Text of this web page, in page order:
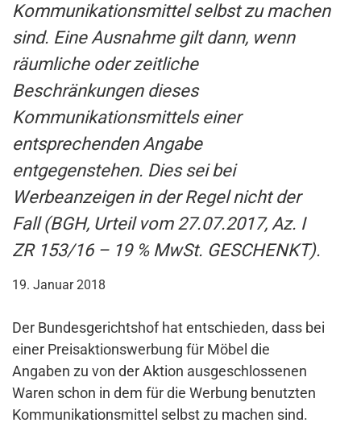
Kommunikationsmittel selbst zu machen
sind. Eine Ausnahme gilt dann, wenn
räumliche oder zeitliche
Beschränkungen dieses
Kommunikationsmittels einer
entsprechenden Angabe
entgegenstehen. Dies sei bei
Werbeanzeigen in der Regel nicht der
Fall (BGH, Urteil vom 27.07.2017, Az. I
ZR 153/16 – 19 % MwSt. GESCHENKT).
19. Januar 2018
Der Bundesgerichtshof hat entschieden, dass bei
einer Preisaktionswerbung für Möbel die
Angaben zu von der Aktion ausgeschlossenen
Waren schon in dem für die Werbung benutzten
Kommunikationsmittel selbst zu machen sind.